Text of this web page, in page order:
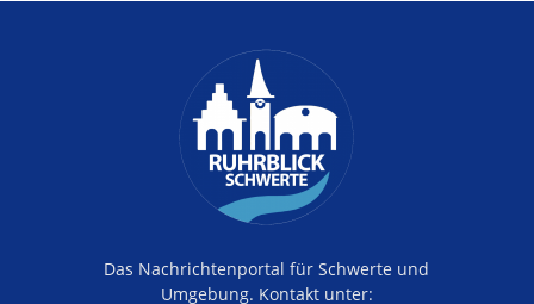
Das Nachrichtenportal für Schwerte und
Umgebung. Kontakt unter: